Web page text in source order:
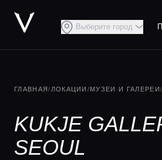
Выберите город
ГЛАВНАЯ/ ЛОКАЦИИ /МУЗЕИ И ГАЛЕРЕИ/
KUKJE
SEOUL